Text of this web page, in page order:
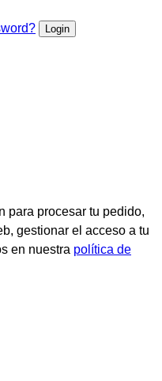
para procesar tu pedido,
gestionar el acceso a tu
en nuestra política de